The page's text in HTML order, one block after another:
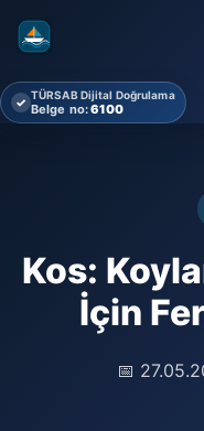
✓ TÜRSAB Dijital Doğrulama
Belge no:6100
Kos:
İçin
📅